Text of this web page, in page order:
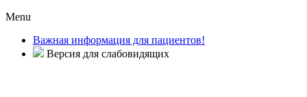
Menu
Важная информация для пациентов!
Версия для слабовидящих